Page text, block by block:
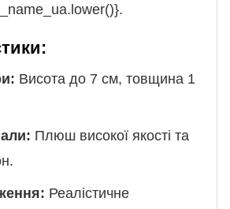
Висота до 7 см, товщина 1
Плюш високої якості та
Реалістичне